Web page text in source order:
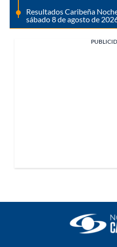
Resultados Caribeña
sábado 8 de agosto de